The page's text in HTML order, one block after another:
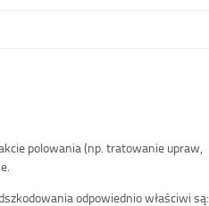
polowania (np. tratowanie upraw,
odpowiednio właściwi są: